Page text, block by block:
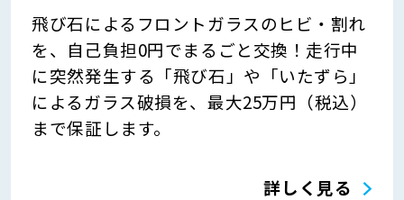
飛び石によるフロントガラスのヒビ・割れ
を、自己負担0円でまるごと交換！走行中
に突然発生する「飛び石」や「いたずら」
によるガラス破損を、最大25万円（税込）
まで保証します。
詳しく見る